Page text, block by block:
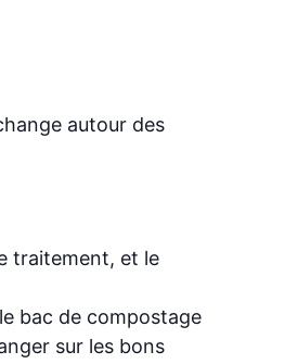
autour des
traitement, et le
bac de compostage
sur les bons